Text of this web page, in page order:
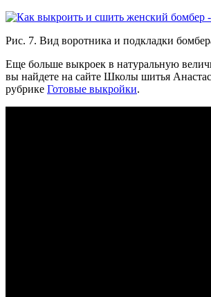
Рис. 7. Вид воротника и подкладки
Еще больше выкроек в натуральную
вы найдете на сайте Школы шитья
рубрике Готовые выкройки.